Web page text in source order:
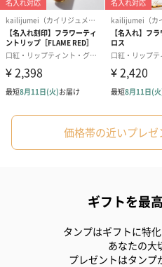
プリザーブドフラワー
ブーケ（ピンク）
プリザ
愛らしいぬいぐるみを同梱して
誕生日・記念日・出産祝いなど
価格帯の近いプレ
ギフトを最
タンプはギフトに特化
あなたの大
プレゼントはタンプ